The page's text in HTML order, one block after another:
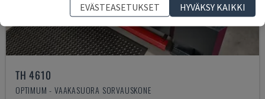
TH 4610
OPTIMUM - VAAKASUORA SORVAUSKONE
EVÄSTEASETUKSET
HYVÄKSY KAIKKI